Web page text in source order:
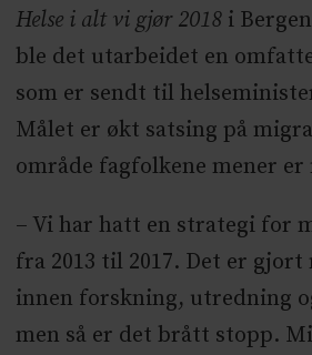
Helse i alt vi gjør 2018i
ble det utarbeidet en
som er sendt til
Målet er økt satsing på
område fagfolkene mener
– Vi har hatt en strategi for
fra 2013 til 2017. Det er gjort
innen forskning, utredning
men så er det brått stopp.